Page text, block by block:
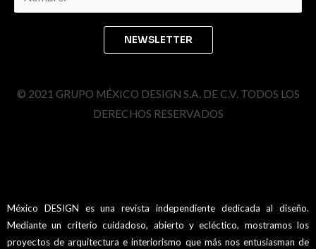
© 2021 GRUPO MÉXICO DESIGN S.A. DE C.V. TODOS LOS
DERECHOS RESERVADOS
México DESIGN es una revista independiente dedicada al diseño.
Mediante un criterio cuidadoso, abierto y ecléctico, mostramos los
proyectos de arquitectura e interiorismo que más nos entusiasman de